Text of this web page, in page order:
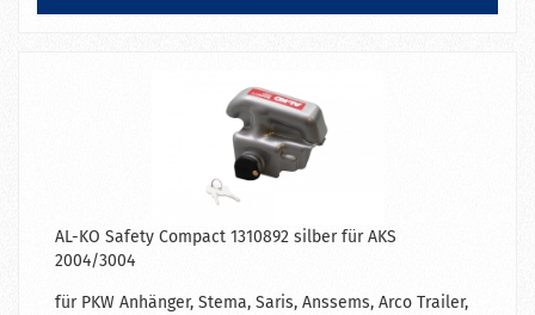
AL-KO Safety Compact 1310892 silber für AKS
2004/3004
für PKW Anhänger, Stema, Saris, Anssems, Arco Trailer,